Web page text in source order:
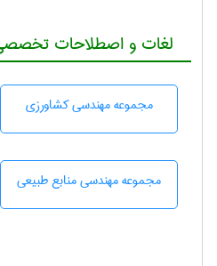
لغات و اصطلاحات
مجموعه مهندسی كشاورزی
مجموعه مهندسی منابع طبيعی